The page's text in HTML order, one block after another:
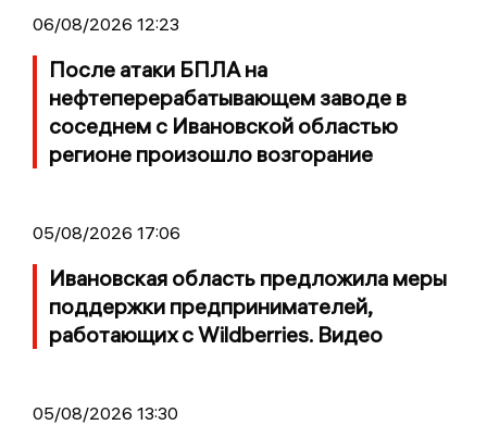
06/08/2026 12:23
После атаки БПЛА на
нефтеперерабатывающем заводе в
соседнем с Ивановской областью
регионе произошло возгорание
05/08/2026 17:06
Ивановская область предложила меры
поддержки предпринимателей,
работающих с Wildberries. Видео
05/08/2026 13:30